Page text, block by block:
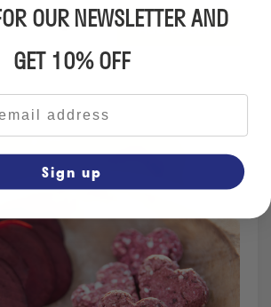
Add to cart
OUR NEWSLETTER AND
GET 10% OFF
Sign up